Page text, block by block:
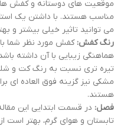
موقعیت های دوستانه و کفش
مناسب هستند. با داشتن یک
می توانید تاثیر خیلی بیشتر و
رنگ کفش: کفش مورد نظر شما
هماهنگی زیبایی با آن داشته
تیره تری نسبت به رنگ کت و
مشکی نیز گزینه فوق العاده ای
هستند.
فصل: در قسمت ابتدایی این
تابستان و هوای گرم، بهتر است